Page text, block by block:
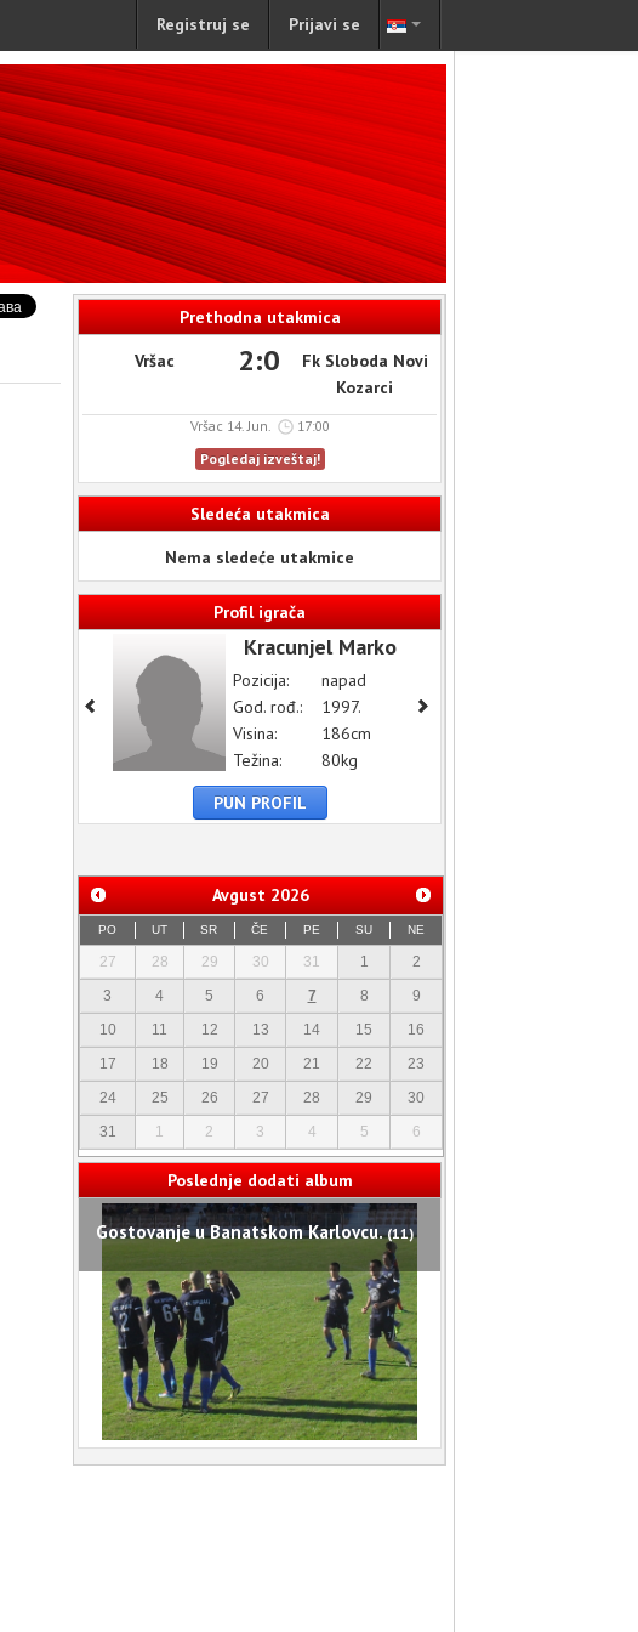
Registruj se Prijavi se
Prethodna utakmica
Vršac
2:0
Fk Sloboda Novi
Kozarci
Vršac 14. Jun.
17:00
Pogledaj izveštaj!
Sledeća utakmica
Nema sledeće utakmice
Profil igrača
Kracunjel Marko
Pozicija:
napad
God. rođ.:
1997.
Visina:
186cm
Težina:
80kg
PUN PROFIL
Avgust 2026
PO UT SR ČE PE SU NE
27 28 29 30 31 1
2
3
4 5 6 7 8
9
10
11 12 13 14 15
16
17
18 19 20 21 22
23
24
25 26 27 28 29
30
31
1 2 3 4 5 6
Poslednje dodati album
Gostovanje u Banatskom Karlovcu.(11)